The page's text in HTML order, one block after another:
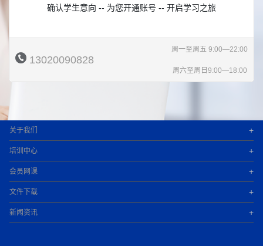
确认学生意向 -- 为您开通账号 -- 开启学习之旅
13020090828
周一至周五 9:00—22:00
周六至周日9:00—18:00
关于我们 +
培训中心 +
会员网课 +
文件下载 +
新闻资讯 +